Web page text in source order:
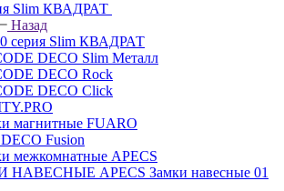
Slim КВАДРАТ
Назад
серия Slim КВАДРАТ
DECO Slim Металл
DECO Rock
DECO Click
магнитные FUARO
Fusion
межкомнатные APECS
APECS Замки навесные 01